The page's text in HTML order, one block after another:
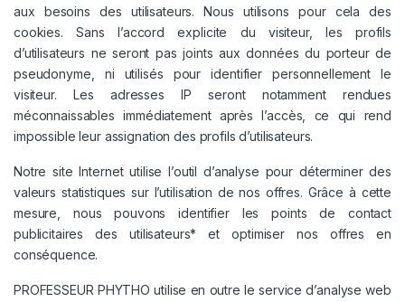
aux besoins des utilisateurs. Nous utilisons pour cela des
cookies. Sans l’accord explicite du visiteur, les profils
d’utilisateurs ne seront pas joints aux données du porteur de
pseudonyme, ni utilisés pour identifier personnellement le
visiteur. Les adresses IP seront notamment rendues
méconnaissables immédiatement après l’accès, ce qui rend
impossible leur assignation des profils d’utilisateurs.
Notre site Internet utilise l’outil d’analyse pour déterminer des
valeurs statistiques sur l’utilisation de nos offres. Grâce à cette
mesure, nous pouvons identifier les points de contact
publicitaires des utilisateurs* et optimiser nos offres en
conséquence.
PROFESSEUR PHYTHO utilise en outre le service d’analyse web